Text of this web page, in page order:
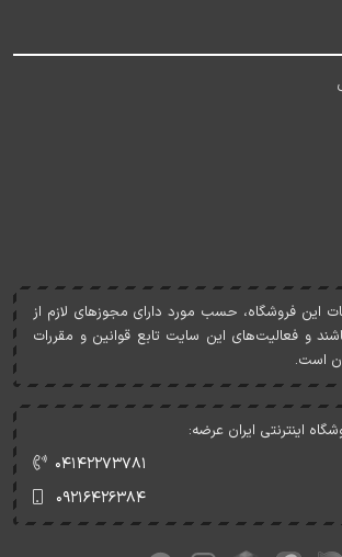
اين فروشگاه، حسب مورد دارای مجوزهای لازم از
و فعاليت‌های اين سايت تابع قوانين و مقررات
است.
اینترنتی ایران عرضه:
۰۴۱۴۲۲۷۳۷۸۱
۰۹۲۱۶۴۲۶۳۸۴